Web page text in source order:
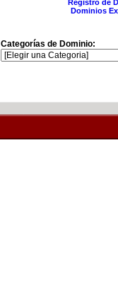
Registro de
Dominios
Categorías de Dominio: